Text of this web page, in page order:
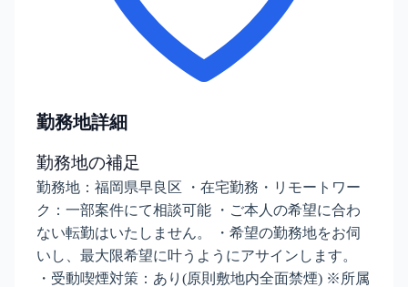
勤務地詳細
勤務地の補足
勤務地：福岡県早良区 ・在宅勤務・リモートワー
ク：一部案件にて相談可能 ・ご本人の希望に合わ
ない転勤はいたしません。 ・希望の勤務地をお伺
いし、最大限希望に叶うようにアサインします。
・受動喫煙対策：あり(原則敷地内全面禁煙) ※所属